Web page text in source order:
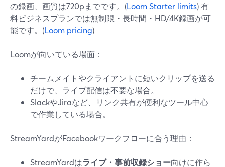
の録画、画質は720pまでです。(Loom Starter limits) 有
料ビジネスプランでは無制限・長時間・HD/4K録画が可
能です。(Loom pricing)
Loomが向いている場面：
チームメイトやクライアントに短いクリップを送る
だけで、ライブ配信は不要な場合。
SlackやJiraなど、リンク共有が便利なツール中心
で作業している場合。
StreamYardがFacebookワークフローに合う理由：
StreamYardはライブ・事前収録ショー向けに作ら